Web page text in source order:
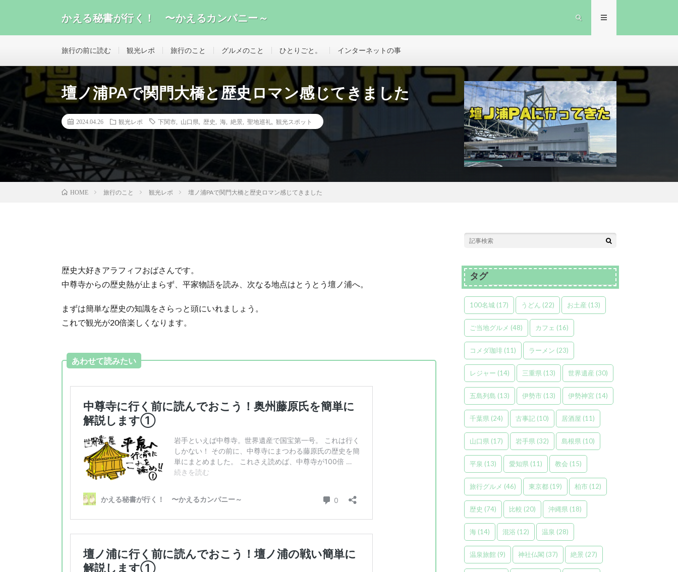
かえる秘書が行く！ 〜かえるカンパニー～
旅行の前に読む 観光レポ 旅行のこと グルメのこと ひとりごと。 インターネットの事
壇ノ浦PAで関門大橋と歴史ロマン感じてきました
2024.04.26 観光レポ 下関市 山口県 歴史 海 絶景 聖地巡礼 観光スポット
HOME 旅行のこと 観光レポ 壇ノ浦PAで関門大橋と歴史ロマン感じてきました
歴史大好きアラフィフおばさんです。
中尊寺からの歴史熱が止まらず、平家物語を読み、次なる地点はとうとう壇ノ浦へ。
まずは簡単な歴史の知識をさらっと頭にいれましょう。
これで観光が20倍楽しくなります。
あわせて読みたい
タグ
100名城(17) うどん (22) お土産 (13)
ご当地グルメ (48) カフェ (16)
コメダ珈琲(11) ラーメン (23)
レジャー (14) 三重県 (13) 世界遺産 (30)
五島列島 (13) 伊勢市(13) 伊勢神宮 (14)
千葉県 (24) 古事記(10) 居酒屋 (11)
山口県 (17) 岩手県 (32) 島根県 (10)
平泉 (13) 愛知県 (11) 教会 (15)
旅行グルメ (46) 東京都(19) 柏市(12)
歴史 (74) 比較 (20) 沖縄県 (18)
海 (14) 混浴 (12) 温泉 (28)
温泉旅館(9) 神社仏閣 (37) 絶景(27)